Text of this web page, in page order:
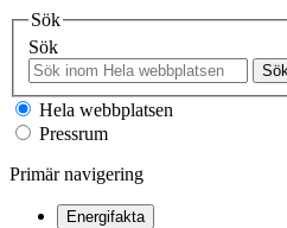
Sök
Sök
Hela webbplatsen
Pressrum
Primär navigering
Energifakta